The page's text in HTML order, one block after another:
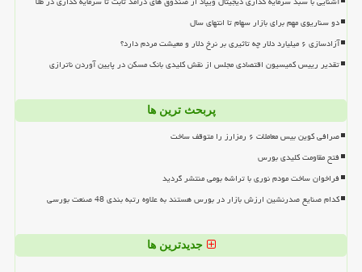
دو سناریوی مهم برای بازار سهام تا انتهای سال
آزادسازی ۶ میلیارد دلار چه تاثیری بر نرخ دلار و معیشت مردم دارد؟
تقدیر رییس کمیسیون اقتصادی مجلس از نقش کلیدی بانک مسکن در پایین آوردن ناترازی
پربحث ترین ها
صرافی کوین بیس معاملات ۶ رمزارز را متوقف ساخت
فتح مقاومت کلیدی بورس
فراخوان ساخت مودم نوری با تراشه بومی منتشر گردید
کدام صنایع صدرنشین ارزش بازار در بورس هستند به علاوه رتبه بندی 48 صنعت بورسی
جدیدترین ها